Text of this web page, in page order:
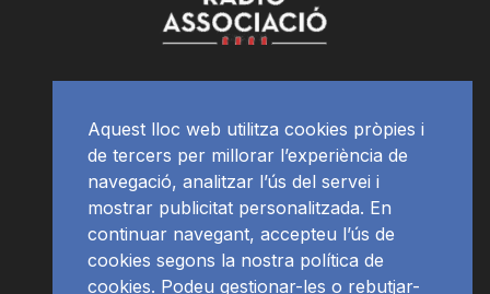
Aquest lloc web utilitza cookies pròpies i
de tercers per millorar l’experiència de
navegació, analitzar l’ús del servei i
mostrar publicitat personalitzada. En
continuar navegant, accepteu l’ús de
cookies segons la nostra política de
cookies. Podeu gestionar-les o rebutjar-